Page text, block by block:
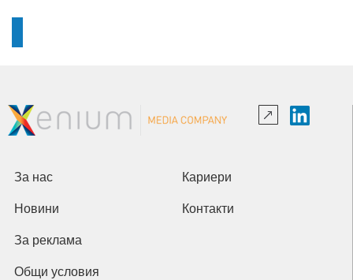
За нас Кариери
Новини Контакти
За реклама
Общи условия